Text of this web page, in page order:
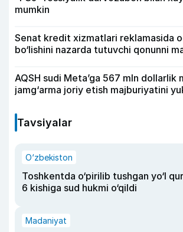
mumkin
Senat kredit xizmatlari reklamasida
bo‘lishini nazarda tutuvchi qonunni
AQSH sudi Meta’ga 567 mln dollarlik
jamg‘arma joriy etish majburiyatini
Tavsiyalar
O‘zbekiston
Toshkentda o‘pirilib tushgan yo‘l
6 kishiga sud hukmi o‘qildi
Madaniyat